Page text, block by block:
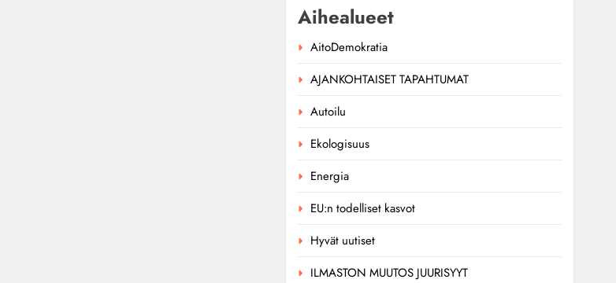
Aihealueet
AitoDemokratia
AJANKOHTAISET TAPAHTUMAT
Autoilu
Ekologisuus
Energia
EU:n todelliset kasvot
Hyvät uutiset
ILMASTON MUUTOS JUURISYYT